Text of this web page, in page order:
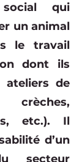
qui
un animal
le travail
dont ils
ateliers de
etc.). Il
d’un
secteur